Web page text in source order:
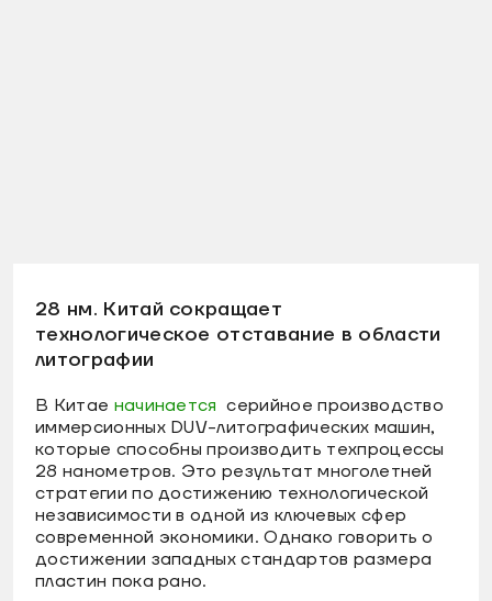
28 нм. Китай сокращает
технологическое отставание в области
литографии
В Китае начинается серийное производство
иммерсионных DUV-литографических машин,
которые способны производить техпроцессы
28 нанометров. Это результат многолетней
стратегии по достижению технологической
независимости в одной из ключевых сфер
современной экономики. Однако говорить о
достижении западных стандартов размера
пластин пока рано.